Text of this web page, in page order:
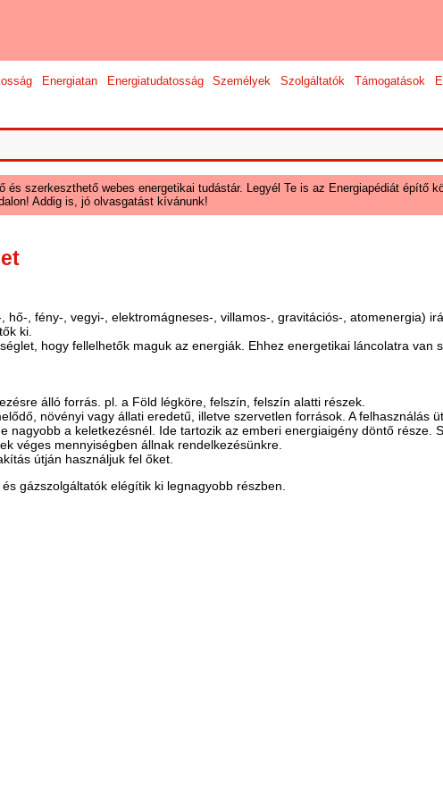
Energiatan Energiatudatosság Személyek Szolgáltatók Támogatások
és szerkeszthető webes energetikai tudástár. Legyél Te is az Energiapédiát építő
Addig is, jó olvasgatást kívánunk!
hő-, fény-, vegyi-, elektromágneses-, villamos-, gravitációs-, atomenergia)
ki.
hogy fellelhetők maguk az energiák. Ehhez energetikai láncolatra van
álló forrás. pl. a Föld légköre, felszín, felszín alatti részek.
növényi vagy állati eredetű, illetve szervetlen források. A felhasználás
nagyobb a keletkezésnél. Ide tartozik az emberi energiaigény döntő része.
véges mennyiségben állnak rendelkezésünkre.
útján használjuk fel őket.
gázszolgáltatók elégítik ki legnagyobb részben.